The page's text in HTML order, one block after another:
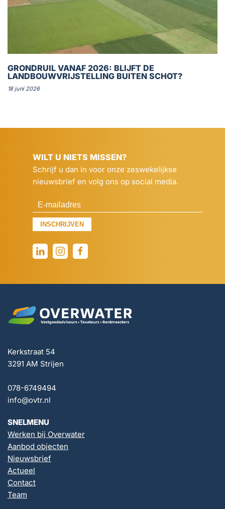
GRONDRUIL VANAF 2026: BLIJFT DE
LANDBOUWVRIJSTELLING BUITEN SCHOT?
18 juni 2026
WILT U NIETS MISSEN?
Schrijf u dan in voor onze zeswekelijkse
nieuwsbrief en volg ons op social media.
INSCHRIJVEN
Kerkstraat 54
3291 AM Strijen
078-6749494
info@ovtr.nl
SNELMENU
Werken bij Overwater
Aanbod objecten
Nieuwsbrief
Actueel
Contact
Team